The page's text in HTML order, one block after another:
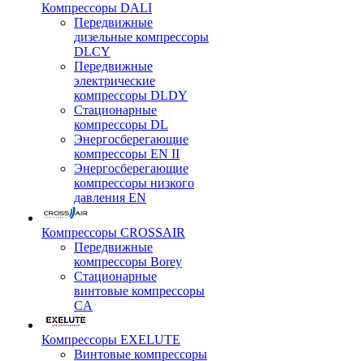
Компрессоры DALI
Передвижные
дизельные компрессоры
DLCY
Передвижные
электрические
компрессоры DLDY
Стационарные
компрессоры DL
Энергосберегающие
компрессоры EN II
Энергосберегающие
компрессоры низкого
давления EN
Компрессоры CROSSAIR
Передвижные
компрессоры Borey
Стационарные
винтовые компрессоры
CA
Компрессоры EXELUTE
Винтовые компрессоры